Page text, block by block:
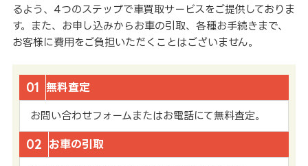
るよう、4つのステップで車買取サービスをご提供しておりま
す。また、お申し込みからお車の引取、各種お手続きまで、
お客様に費用をご負担いただくことはございません。
01 無料査定
お問い合わせフォームまたはお電話にて無料査定。
02 お車の引取